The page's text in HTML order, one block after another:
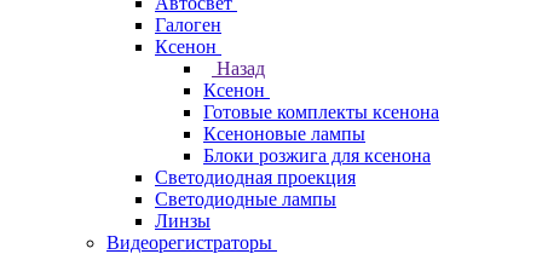
Галоген
Ксенон
Назад
Ксенон
Готовые комплекты ксенона
Ксеноновые лампы
Блоки розжига для ксенона
Светодиодная проекция
Светодиодные лампы
Линзы
Видеорегистраторы